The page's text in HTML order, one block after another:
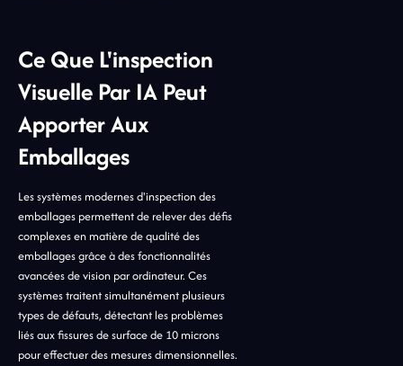
Ce Que L'inspection
Visuelle Par IA Peut
Apporter Aux
Emballages
Les systèmes modernes d'inspection des
emballages permettent de relever des défis
complexes en matière de qualité des
emballages grâce à des fonctionnalités
avancées de vision par ordinateur. Ces
systèmes traitent simultanément plusieurs
types de défauts, détectant les problèmes
liés aux fissures de surface de 10 microns
pour effectuer des mesures dimensionnelles.